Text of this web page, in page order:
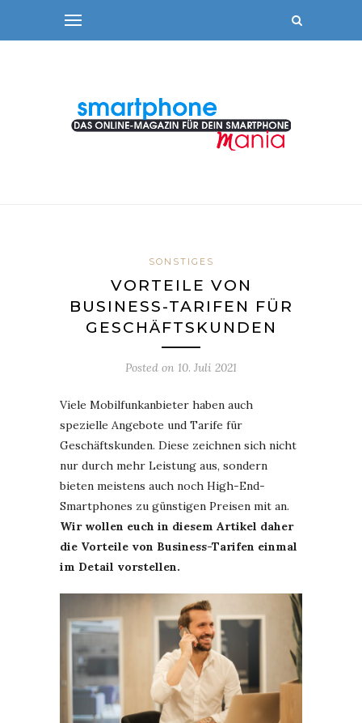
SONSTIGES
VORTEILE VON
BUSINESS-TARIFEN FÜR
GESCHÄFTSKUNDEN
Posted on 10. Juli 2021
Viele Mobilfunkanbieter haben auch
spezielle Angebote und Tarife für
Geschäftskunden. Diese zeichnen sich nicht
nur durch mehr Leistung aus, sondern
bieten meistens auch noch High-End-
Smartphones zu günstigen Preisen mit an.
Wir wollen euch in diesem Artikel daher
die Vorteile von Business-Tarifen einmal
im Detail vorstellen.